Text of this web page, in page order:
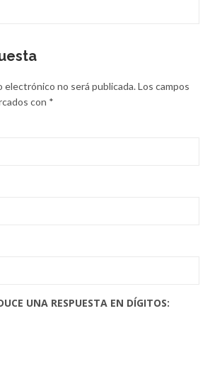
electrónico no será publicada.Los campos
con *
UNA RESPUESTA EN DÍGITOS: